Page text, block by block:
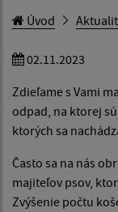
Úvod
02.11.2023
Zdieľame s Vami
odpad, na ktorej
ktorých sa
Často sa na nás
majiteľov psov,
Zvýšenie počtu